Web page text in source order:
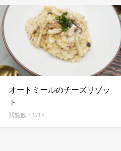
オートミールのチーズリゾッ
ト
閲覧数：1714